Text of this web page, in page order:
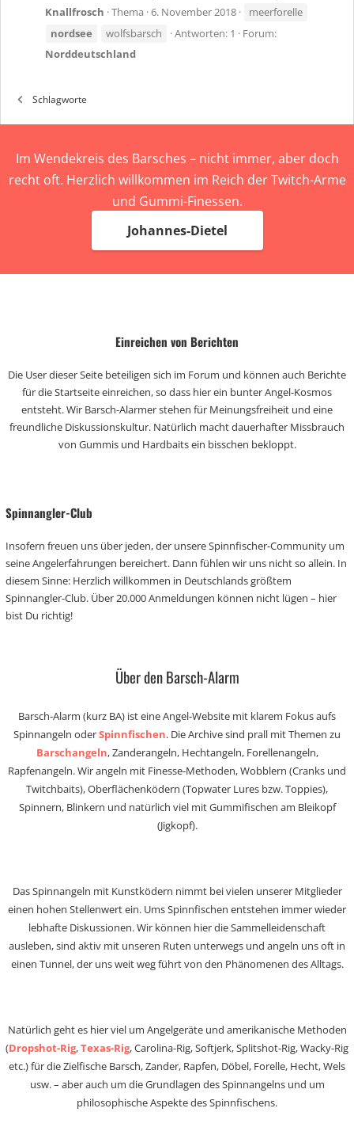
Knallfrosch Thema 6. November 2018
meerforelle
nordsee
wolfsbarsch Antworten: 1
Forum:
Norddeutschland
Schlagworte
Im Wendekreis des Barsches – nicht immer, aber doch
recht oft. Herzlich willkommen im Reich der Twitch-Arme
und Gummi-Finessen.
Johannes-Dietel
Einreichen von Berichten
Die User dieser Seite beteiligen sich im Forum und können auch Berichte
für die Startseite einreichen, so dass hier ein bunter Angel-Kosmos
entsteht. Wir Barsch-Alarmer stehen für Meinungsfreiheit und eine
freundliche Diskussionskultur. Natürlich macht dauerhafter Missbrauch
von Gummis und Hardbaits ein bisschen bekloppt.
Spinnangler-Club
Insofern freuen uns über jeden, der unsere Spinnfischer-Community um
seine Angelerfahrungen bereichert. Dann fühlen wir uns nicht so allein. In
diesem Sinne: Herzlich willkommen in Deutschlands größtem
Spinnangler-Club. Über 20.000 Anmeldungen können nicht lügen – hier
bist Du richtig!
Über den Barsch-Alarm
Barsch-Alarm (kurz BA) ist eine Angel-Website mit klarem Fokus aufs
Spinnangeln oderSpinnfischen. Die Archive sind prall mit Themen zu
Barschangeln, Zanderangeln, Hechtangeln, Forellenangeln,
Rapfenangeln. Wir angeln mit Finesse-Methoden, Wobblern (Cranks und
Twitchbaits), Oberflächenködern (Topwater Lures bzw. Toppies),
Spinnern, Blinkern und natürlich viel mit Gummifischen am Bleikopf
(Jigkopf).
Das Spinnangeln mit Kunstködern nimmt bei vielen unserer Mitglieder
einen hohen Stellenwert ein. Ums Spinnfischen entstehen immer wieder
lebhafte Diskussionen. Wir können hier die Sammelleidenschaft
ausleben, sind aktiv mit unseren Ruten unterwegs und angeln uns oft in
einen Tunnel, der uns weit weg führt von den Phänomenen des Alltags.
Natürlich geht es hier viel um Angelgeräte und amerikanische Methoden
(Dropshot-Rig,Texas-Rig, Carolina-Rig, Softjerk, Splitshot-Rig, Wacky-Rig
etc.) für die Zielfische Barsch, Zander, Rapfen, Döbel, Forelle, Hecht, Wels
usw. – aber auch um die Grundlagen des Spinnangelns und um
philosophische Aspekte des Spinnfischens.